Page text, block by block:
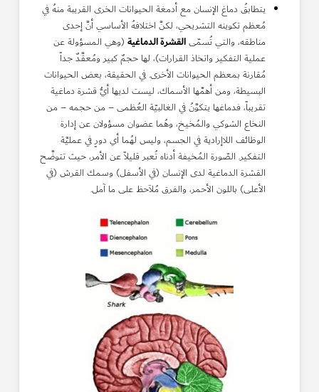
يتطابقُ دماغ الإنسان مع أدمغة الحيوانات الخرى القريبة منهُ في
مُعظم تكوينه التشريحي، لكنَّ اختلافهُ الأساسي أنَّ إحدى
مناطقه، والتي تُسمّىالقشرة الدماغية (وهي المسؤولة عن
عملية التفكير واتخاذ القرارات)، لها حجمٌ كبير ومُعقَّدٌ جداً
مُقارنة بمعظم الحيوانات الأخرى. في الحقيقة، بعض الحيوانات
البسيطة، ومن أهمِّها الأسماك، ليست لديها أيُّ قشرة دماغية
تقريباً، فدماغها يتكوَّنُ في الغالبيّة العُظمى – من حجمه – من
النخاع الشوكي والمُخيخ، وهُما عضوان مسؤولان عن إدارة
الوظائف اللاإرادية في الجسم، وليس لهُما أي دورٍ في عمليَّة
التفكير. الصّورة المُخيفة أدناه تُعبر قليلاً عن الأمر، حيث تتوضَّح
القشرة الدماغية لدى الإنسان (في الأسفل) وسمك القرش (في
الأعلى) باللون الأحمر، والفرق مُلاَحظ على ما آمل.